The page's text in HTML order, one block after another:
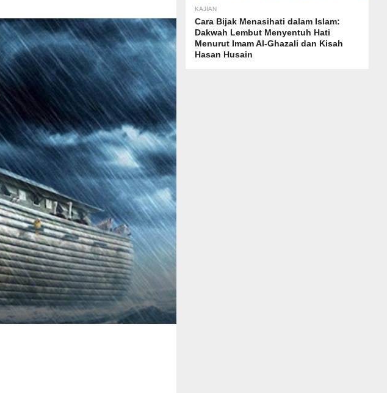
KAJIAN
Cara Bijak Menasihati dalam Islam:
Dakwah Lembut Menyentuh Hati
Menurut Imam Al-Ghazali dan Kisah
Hasan Husain